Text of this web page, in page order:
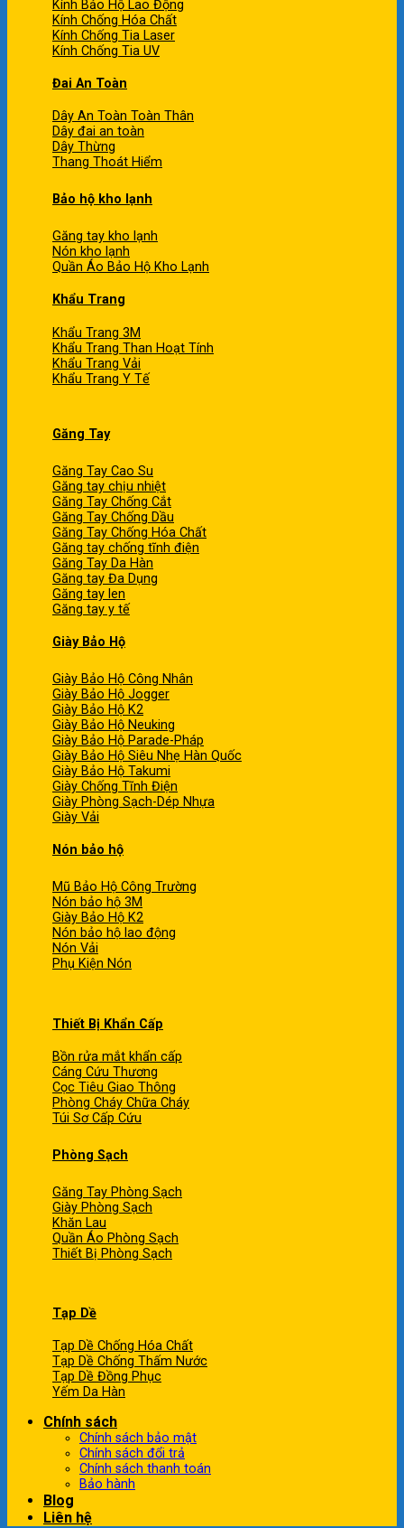
Kính Bảo Hộ Lao Động
Kính Chống Hóa Chất
Kính Chống Tia Laser
Kính Chống Tia UV
Đai An Toàn
Dây An Toàn Toàn Thân
Dây đai an toàn
Dây Thừng
Thang Thoát Hiểm
Bảo hộ kho lạnh
Găng tay kho lạnh
Nón kho lạnh
Quần Áo Bảo Hộ Kho Lạnh
Khẩu Trang
Khẩu Trang 3M
Khẩu Trang Than Hoạt Tính
Khẩu Trang Vải
Khẩu Trang Y Tế
Găng Tay
Găng Tay Cao Su
Găng tay chịu nhiệt
Găng Tay Chống Cắt
Găng Tay Chống Dầu
Găng Tay Chống Hóa Chất
Găng tay chống tĩnh điện
Găng Tay Da Hàn
Găng tay Đa Dụng
Găng tay len
Găng tay y tế
Giày Bảo Hộ
Giày Bảo Hộ Công Nhân
Giày Bảo Hộ Jogger
Giày Bảo Hộ K2
Giày Bảo Hộ Neuking
Giày Bảo Hộ Parade-Pháp
Giày Bảo Hộ Siêu Nhẹ Hàn Quốc
Giày Bảo Hộ Takumi
Giày Chống Tĩnh Điện
Giày Phòng Sạch-Dép Nhựa
Giày Vải
Nón bảo hộ
Mũ Bảo Hộ Công Trường
Nón bảo hộ 3M
Giày Bảo Hộ K2
Nón bảo hộ lao động
Nón Vải
Phụ Kiện Nón
Thiết Bị Khẩn Cấp
Bồn rửa mắt khẩn cấp
Cáng Cứu Thương
Cọc Tiêu Giao Thông
Phòng Cháy Chữa Cháy
Túi Sơ Cấp Cứu
Phòng Sạch
Găng Tay Phòng Sạch
Giày Phòng Sạch
Khăn Lau
Quần Áo Phòng Sạch
Thiết Bị Phòng Sạch
Tạp Dề
Tạp Dề Chống Hóa Chất
Tạp Dề Chống Thấm Nước
Tạp Dề Đồng Phục
Yếm Da Hàn
Chính sách
Chính sách bảo mật
Chính sách đổi trả
Chính sách thanh toán
Bảo hành
Blog
Liên hệ